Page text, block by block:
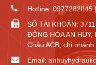
Hotline: 0977282045
SỐ TÀI KHOẢN:
ĐỘNG HÓA AN
Châu ACB, chi
Email: